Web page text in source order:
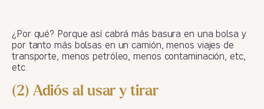
¿Por qué? Porque así cabrá más basura en una bolsa y
por tanto más bolsas en un camión, menos viajes de
transporte, menos petróleo, menos contaminación, etc,
etc.
(2) Adiós al usar y tirar